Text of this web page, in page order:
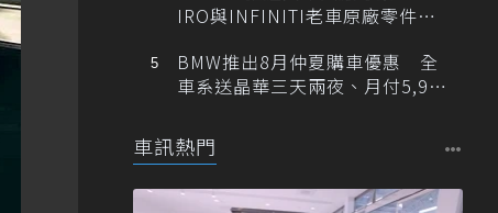
IRO與INFINITI老車原廠零件最
BMW推出8月仲夏購車優惠 全
車系送晶華三天兩夜、月付5,900
車訊熱門